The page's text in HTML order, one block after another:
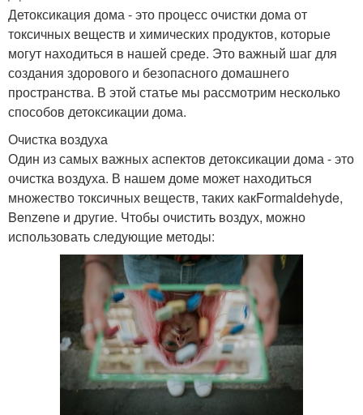
Детоксикация дома - это процесс очистки дома от
токсичных веществ и химических продуктов, которые
могут находиться в нашей среде. Это важный шаг для
создания здорового и безопасного домашнего
пространства. В этой статье мы рассмотрим несколько
способов детоксикации дома.
Очистка воздуха
Один из самых важных аспектов детоксикации дома - это
очистка воздуха. В нашем доме может находиться
множество токсичных веществ, таких какFormaldehyde,
Benzene и другие. Чтобы очистить воздух, можно
использовать следующие методы: